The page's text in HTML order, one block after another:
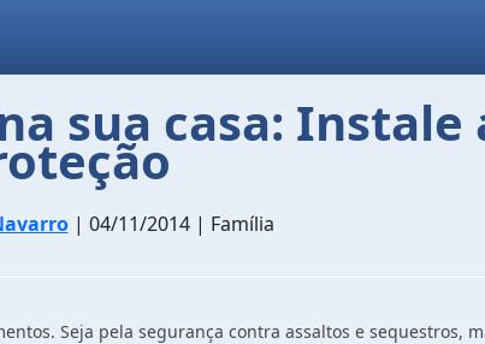
sua casa: Instale
| 04/11/2014 | Família
Seja pela segurança contra assaltos e sequestros,